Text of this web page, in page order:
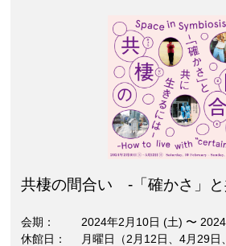
共棲の間合い -「確かさ」と
会期 2024年2月10日 (土) 〜
休館日
月曜日（2月12日、4月29